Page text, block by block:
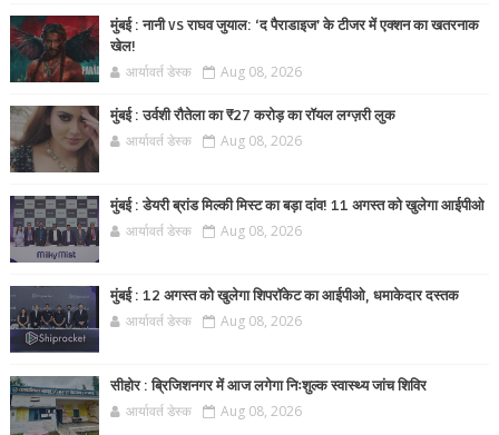
मुंबई : नानी vs राघव जुयाल: ‘द पैराडाइज’ के टीजर में एक्शन का खतरनाक
खेल!
आर्यावर्त डेस्क Aug 08, 2026
मुंबई : उर्वशी रौतेला का ₹27 करोड़ का रॉयल लग्ज़री लुक
आर्यावर्त डेस्क Aug 08, 2026
मुंबई : डेयरी ब्रांड मिल्की मिस्ट का बड़ा दांव! 11 अगस्त को खुलेगा आईपीओ
आर्यावर्त डेस्क Aug 08, 2026
मुंबई : 12 अगस्त को खुलेगा शिपरॉकेट का आईपीओ, धमाकेदार दस्तक
आर्यावर्त डेस्क Aug 08, 2026
सीहोर : ब्रिजिशनगर में आज लगेगा निःशुल्क स्वास्थ्य जांच शिविर
आर्यावर्त डेस्क Aug 08, 2026